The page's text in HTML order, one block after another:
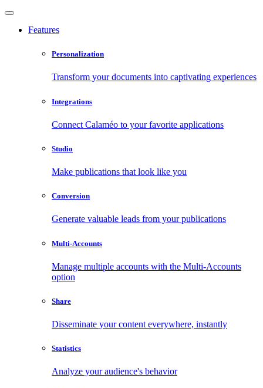
Features
Personalization
Transform your documents into captivating experiences
Integrations
Connect Calaméo to your favorite applications
Studio
Make publications that look like you
Conversion
Generate valuable leads from your publications
Multi-Accounts
Manage multiple accounts with the Multi-Accounts
option
Share
Disseminate your content everywhere, instantly
Statistics
Analyze your audience's behavior